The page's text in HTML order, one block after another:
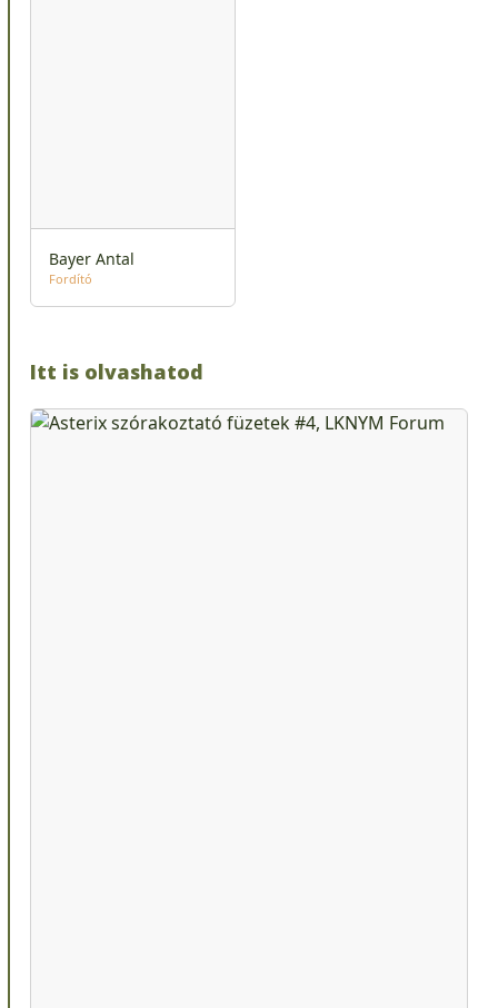
Bayer Antal
Fordító
Itt is olvashatod